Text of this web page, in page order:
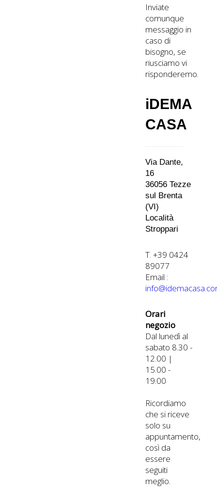
Inviate
comunque
messaggio in
caso di
bisogno, se
riusciamo vi
risponderemo.
iDEMA
CASA
Via Dante,
16
36056 Tezze
sul Brenta
(VI)
Località
Stroppari
T. +39 0424
89077
Email :
Orari
negozio
Dal lunedì al
sabato 8.30 -
12.00 |
15.00 -
19.00
Ricordiamo
che si riceve
solo su
appuntamento,
così da
essere
seguiti
meglio.